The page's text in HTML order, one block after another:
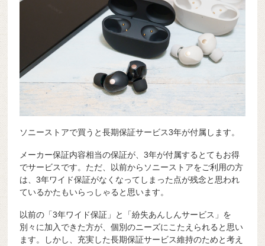
ソニーストアで買うと長期保証サービス3年が付属します。
メーカー保証内容相当の保証が、3年が付属するとてもお得
でサービスです。ただ、以前からソニーストアをご利用の方
は、3年ワイド保証がなくなってしまった点が残念と思われ
ているかたもいらっしゃると思います。
以前の「3年ワイド保証」と「紛失あんしんサービス」を
別々に加入できた方が、個別のニーズにこたえられると思い
ます。しかし、充実した長期保証サービス維持のためと考え